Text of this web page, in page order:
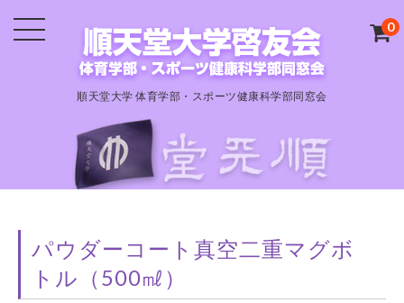
順天堂大学 体育学部・スポーツ健康科学部同窓会
0
パウダーコート真空二重マグボ
トル（500㎖）